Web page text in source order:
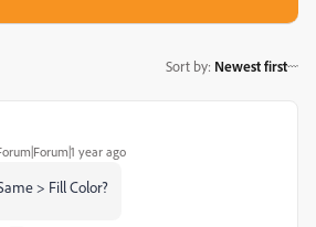
Sort by: Newest first
year ago
> Fill Color?